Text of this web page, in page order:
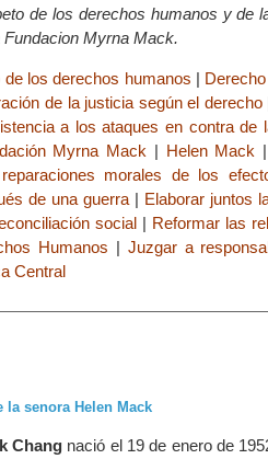
de los derechos humanos y de
Myrna Mack.
de los derechos humanos |
de la justicia según el derecho
a los ataques en contra de
Myrna Mack | Helen Mack |
morales de los
de una guerra | Elaborar juntos
social | Reformar las
Humanos | Juzgar a
Central
la senora Helen Mack
Changnació el 19 de enero de